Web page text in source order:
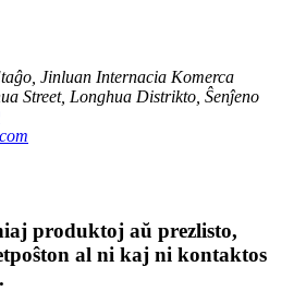
Jinluan Internacia Komerca
Street, Longhua Distrikto, Ŝenĵeno
produktoj aŭ prezlisto,
al ni kaj ni kontaktos